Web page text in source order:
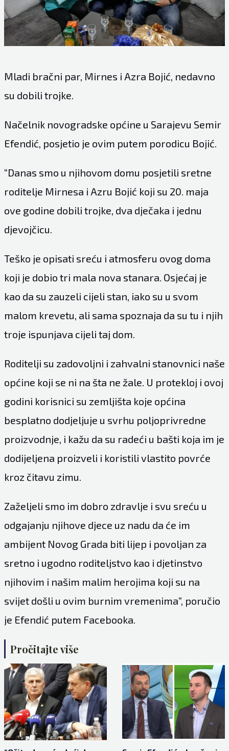
Mladi bračni par, Mirnes i Azra Bojić, nedavno
su dobili trojke.
Načelnik novogradske općine u Sarajevu Semir
Efendić, posjetio je ovim putem porodicu Bojić.
“Danas smo u njihovom domu posjetili sretne
roditelje Mirnesa i Azru Bojić koji su 20. maja
ove godine dobili trojke, dva dječaka i jednu
djevojčicu.
Teško je opisati sreću i atmosferu ovog doma
koji je dobio tri mala nova stanara. Osjećaj je
kao da su zauzeli cijeli stan, iako su u svom
malom krevetu, ali sama spoznaja da su tu i njih
troje ispunjava cijeli taj dom.
Roditelji su zadovoljni i zahvalni stanovnici naše
općine koji se ni na šta ne žale. U protekloj i ovoj
godini korisnici su zemljišta koje općina
besplatno dodjeljuje u svrhu poljoprivredne
proizvodnje, i kažu da su radeći u bašti koja im je
dodijeljena proizveli i koristili vlastito povrće
kroz čitavu zimu.
Zaželjeli smo im dobro zdravlje i svu sreću u
odgajanju njihove djece uz nadu da će im
ambijent Novog Grada biti lijep i povoljan za
sretno i ugodno roditeljstvo kao i djetinstvo
njihovim i našim malim herojima koji su na
svijet došli u ovim burnim vremenima”, poručio
je Efendić putem Facebooka.
Pročitajte više